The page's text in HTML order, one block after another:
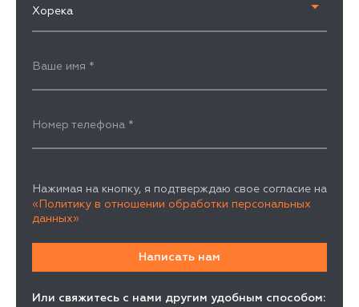
Хорека
Ваше имя *
Номер телефона *
Нажимая на кнопку, я подтверждаю свое согласие на
«Политику в отношении обработки персональных
данных»
Или свяжитесь с нами другим удобным способом: